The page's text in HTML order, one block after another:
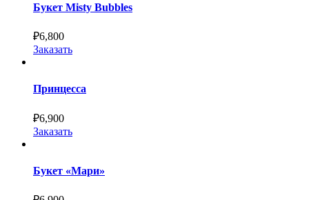
Букет Misty Bubbles
₽6,800
Заказать
Принцесса
₽6,900
Заказать
Букет «Мари»